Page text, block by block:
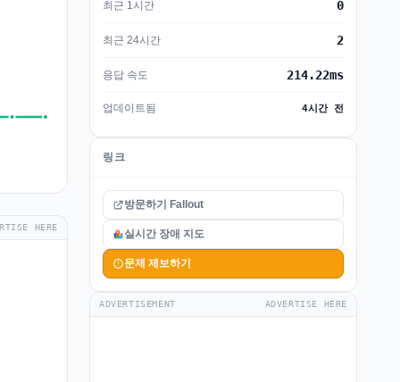
HERE
최근 1시간 0
최근 24시간 2
응답 속도 214.22ms
업데이트됨 4시간 전
링크
방문하기 Fallout
실시간 장애 지도
문제 제보하기
ADVERTISEMENT ADVERTISE HERE